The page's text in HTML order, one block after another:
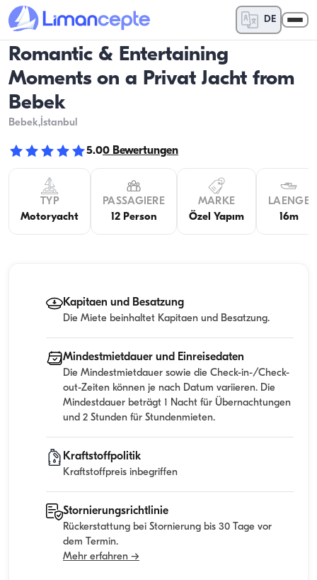
DE
Romantic & Entertaining
Moments on a Privat Jacht from
Bebek
Bebek,İstanbul
5.00 Bewertungen
TYP
Motoryacht
PASSAGIERE
12 Person
MARKE
Özel Yapım
LAENGE
16m
Kapitaen und Besatzung
Die Miete beinhaltet Kapitaen und Besatzung.
Mindestmietdauer und Einreisedaten
Die Mindestmietdauer sowie die Check-in-/Check-
out-Zeiten können je nach Datum variieren. Die
Mindestdauer beträgt 1 Nacht für Übernachtungen
und 2 Stunden für Stundenmieten.
Kraftstoffpolitik
Kraftstoffpreis inbegriffen
Stornierungsrichtlinie
Rückerstattung bei Stornierung bis 30 Tage vor
dem Termin.
Mehr erfahren →